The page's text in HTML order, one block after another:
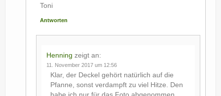
Toni
Antworten
Henning zeigt an:
11. November 2017 um 12:56
Klar, der Deckel gehört natürlich auf die
Pfanne, sonst verdampft zu viel Hitze. Den
habe ich nur für das Foto abgenommen,